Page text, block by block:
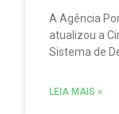
A Agência
atualizou a
Sistema de
traz um
LEIA MAIS »